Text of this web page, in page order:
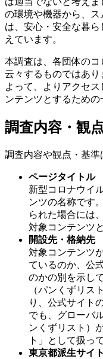
の環境や機器から、
は、安心・安全な暮
えています。
本調査は、各団体の
云々するものではあ
よって、よりアクセ
ンテンツとするための
調査内容・観
調査内容や観点・基準
ページタイトル
新型コロナウイ
ンツの名称です
られた場合には
対象コンテンツ
開設先・格納先
対象コンテンツ
ているのか、公
のかの別を示し
（パンくずリス
り、公式サイト
でも、グローバ
ンくずリスト）
ト」として扱っ
東京都派生サイト